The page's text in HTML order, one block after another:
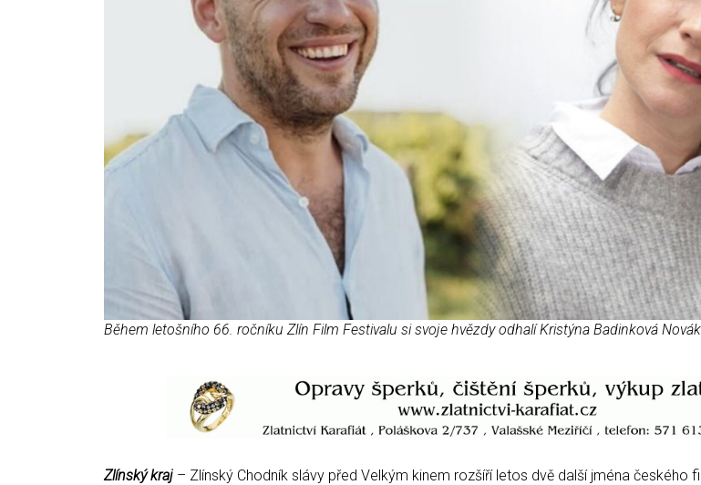
Během letošního 66. ročníku Zlín Film Festivalu si svoje hvězdy odhalí Kristýna Badinková
Zlínský kraj – Zlínský Chodník slávy před Velkým kinem rozšíří letos dvě další jména českého